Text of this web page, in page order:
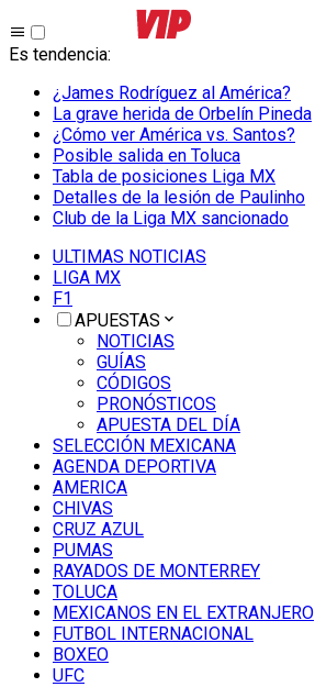
Es tendencia:
¿James Rodríguez al América?
La grave herida de Orbelín Pineda
¿Cómo ver América vs. Santos?
Posible salida en Toluca
Tabla de posiciones Liga MX
Detalles de la lesión de Paulinho
Club de la Liga MX sancionado
ULTIMAS NOTICIAS
LIGA MX
F1
APUESTAS
NOTICIAS
GUÍAS
CÓDIGOS
PRONÓSTICOS
APUESTA DEL DÍA
SELECCIÓN MEXICANA
AGENDA DEPORTIVA
AMERICA
CHIVAS
CRUZ AZUL
PUMAS
RAYADOS DE MONTERREY
TOLUCA
MEXICANOS EN EL EXTRANJERO
FUTBOL INTERNACIONAL
BOXEO
UFC